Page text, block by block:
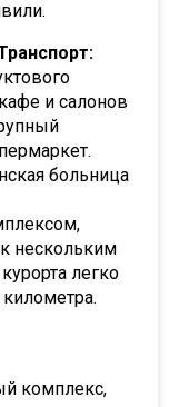
и салонов
больница
нескольким
легко
километра.
комплекс,